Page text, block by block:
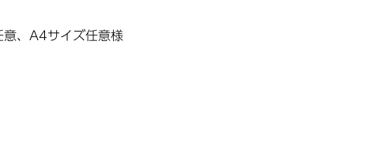
、A4サイズ任意様
式任意）
（様式6）